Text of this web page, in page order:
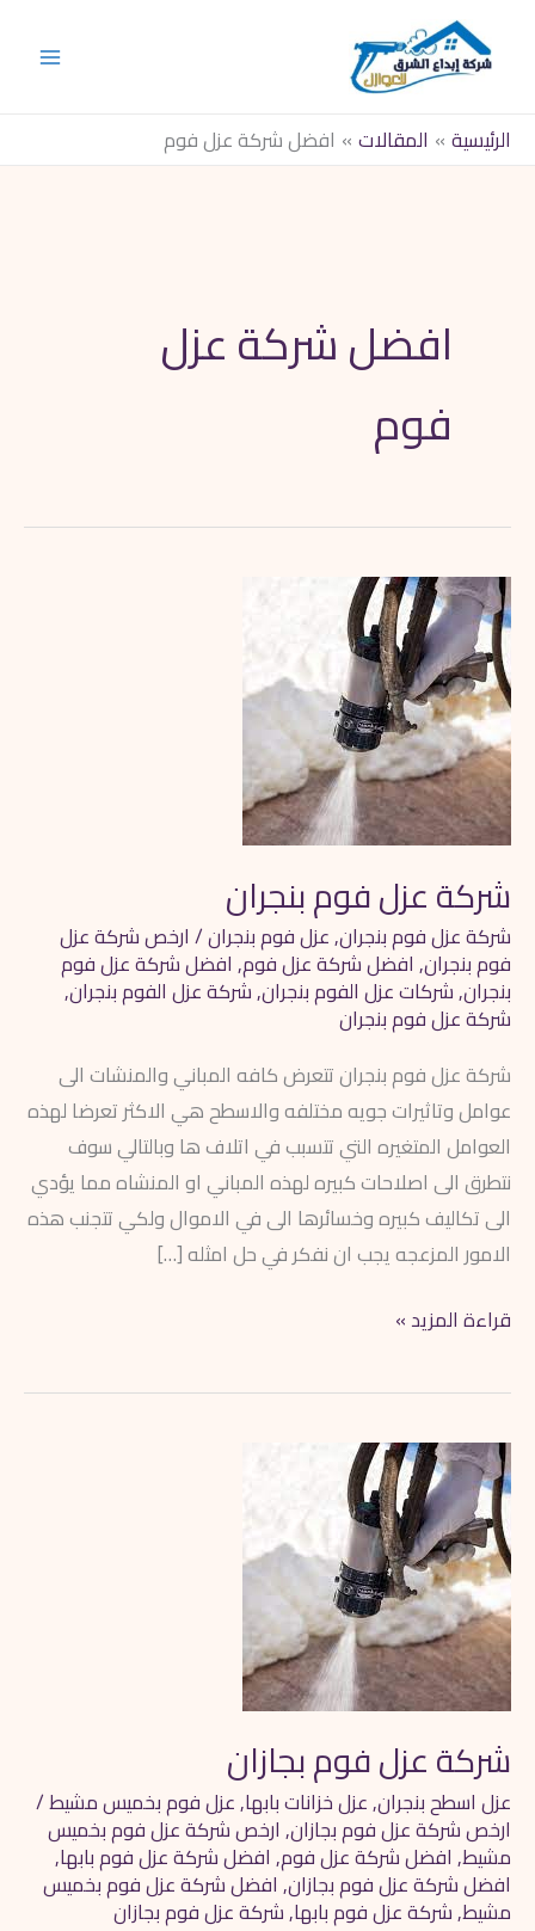
الرئيسية
المقالات افضل شركة عزل فوم
افضل شركة عزل
فوم
شركة عزل فوم بنجران
شركة عزل فوم بنجران,عزل فوم بنجران/ ارخص شركة عزل
فوم بنجران, افضل شركة عزل فوم, افضل شركة عزل فوم
بنجران,شركات عزل الفوم بنجران,شركة عزل الفوم بنجران,
شركة عزل فوم بنجران
شركة عزل فوم بنجران تتعرض كافه المباني والمنشات الى
عوامل وتاثيرات جويه مختلفه والاسطح هي الاكثر تعرضا لهذه
العوامل المتغيره التي تتسبب في اتلاف ها وبالتالي سوف
نتطرق الى اصلاحات كبيره لهذه المباني او المنشاه مما يؤدي
الى تكاليف كبيره وخسائرها الى في الاموال ولكي تتجنب هذه
الامور المزعجه يجب ان نفكر في حل امثله […]
شركة
عزل
فوم
بنجران
قراءة المزيد »
شركة عزل فوم بجازان
عزل اسطح بنجران,عزل خزانات بابها,عزل فوم بخميس مشيط/
ارخص شركة عزل فوم بجازان, ارخص شركة عزل فوم بخميس
مشيط, افضل شركة عزل فوم, افضل شركة عزل فوم بابها,
افضل شركة عزل فوم بجازان, افضل شركة عزل فوم بخميس
مشيط,شركة عزل فوم بابها,شركة عزل فوم بجازان
شركة
عزل
فوم
بجازان